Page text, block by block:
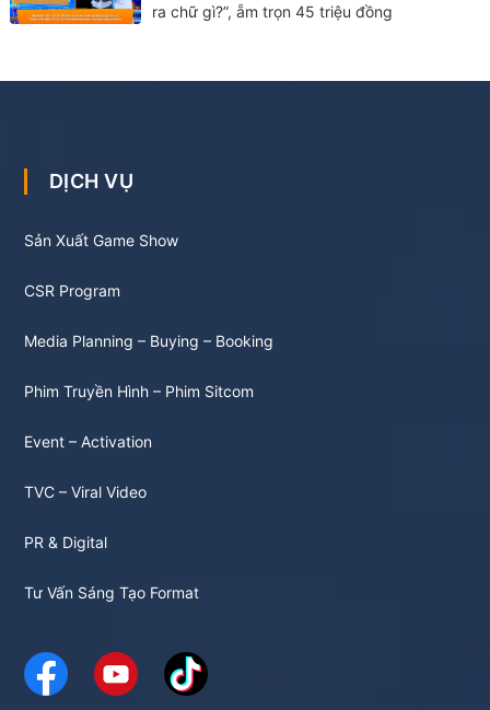
ra chữ gì?”, ẵm trọn 45 triệu đồng
DỊCH VỤ
Sản Xuất Game Show
CSR Program
Media Planning – Buying – Booking
Phim Truyền Hình – Phim Sitcom
Event – Activation
TVC – Viral Video
PR & Digital
Tư Vấn Sáng Tạo Format